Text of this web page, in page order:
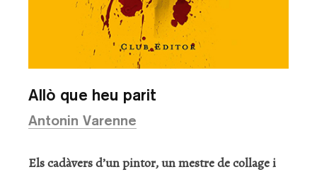
Allò que heu parit
Antonin Varenne
Els cadàvers d’un pintor, un mestre de collage i